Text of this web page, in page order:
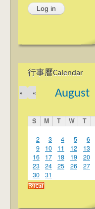
行事曆Calendar
August
«
»
S M T W T
2
3 4 5 6
9
10 11 12 13
16
17 18 19 20
23
24 25 26 27
30
31